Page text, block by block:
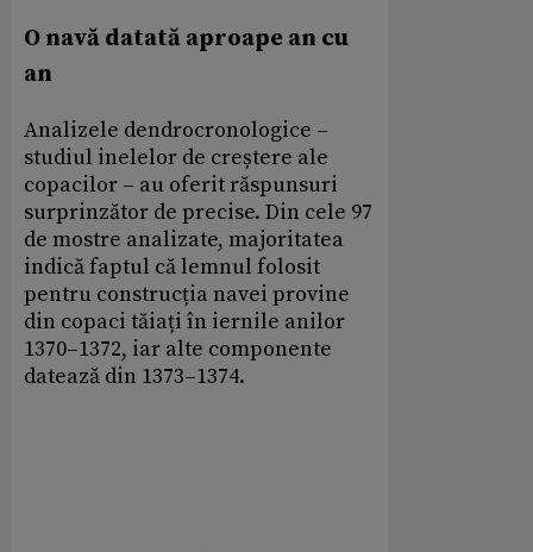
O navă datată aproape an cu
an
Analizele dendrocronologice –
studiul inelelor de creștere ale
copacilor – au oferit răspunsuri
surprinzător de precise. Din cele 97
de mostre analizate, majoritatea
indică faptul că lemnul folosit
pentru construcția navei provine
din copaci tăiați în iernile anilor
1370–1372, iar alte componente
datează din 1373–1374.